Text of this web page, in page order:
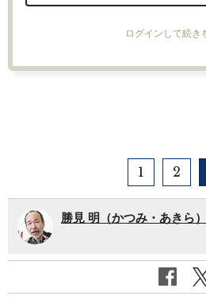
ログインして続き
1 2
勝見 明（かつみ・あきら）